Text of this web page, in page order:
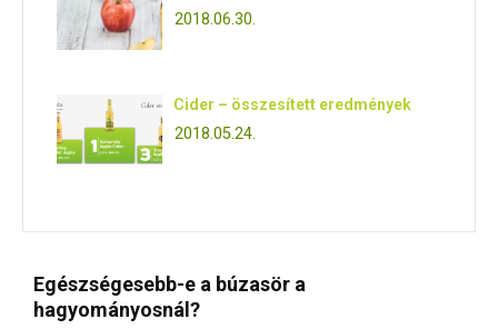
2018.06.30.
Cider – összesített eredmények
2018.05.24.
Egészségesebb-e a búzasör a
hagyományosnál?